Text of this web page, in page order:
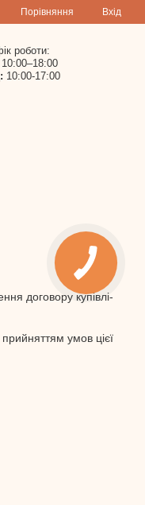
Порівняння Вхід
роботи:
10:00–18:00
10:00-17:00
договору купівлі-
умов цієї